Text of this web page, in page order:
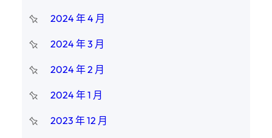
2024 年 4 月
2024 年 3 月
2024 年 2 月
2024 年 1 月
2023 年 12 月